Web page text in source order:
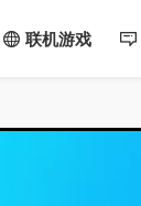
联机游戏